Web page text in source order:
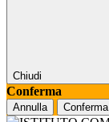
Chiudi
Conferma
Annulla Conferma